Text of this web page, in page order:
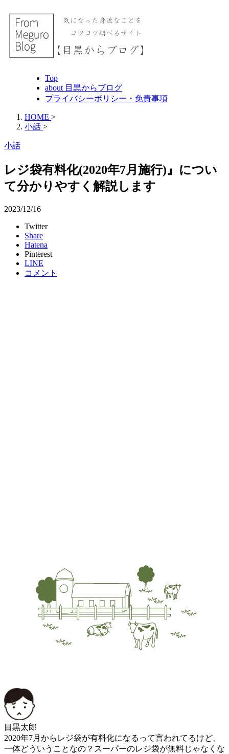
Top
about 目黒からブログ
プライバシーポリシー・免責事項
HOME >
小話 >
小話
レジ袋有料化(2020年7月施行)』につい
て分かりやすく解説します
2023/12/16
Twitter
Share
Hatena
Pinterest
LINE
コメント
目黒太郎
2020年7月からレジ袋が有料化になるって言われてるけど、
一体どういうことなの？スーパーのレジ袋が無料じゃなくな